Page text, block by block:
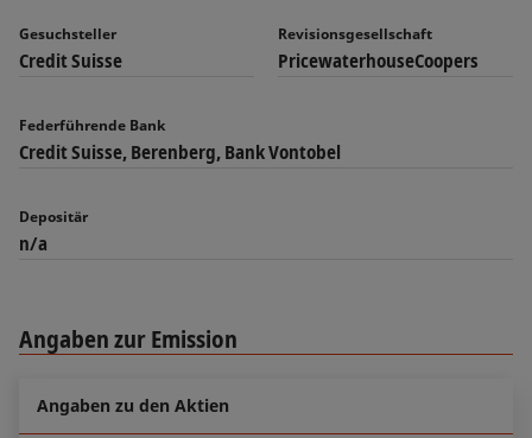
Gesuchsteller
Credit Suisse
Revisionsgesellschaft
PricewaterhouseCoopers
Federführende Bank
Credit Suisse, Berenberg, Bank Vontobel
Depositär
n/a
Angaben zur Emission
Angaben zu den Aktien